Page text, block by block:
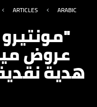
MENU
ARABIC
ARTICLES
عروض